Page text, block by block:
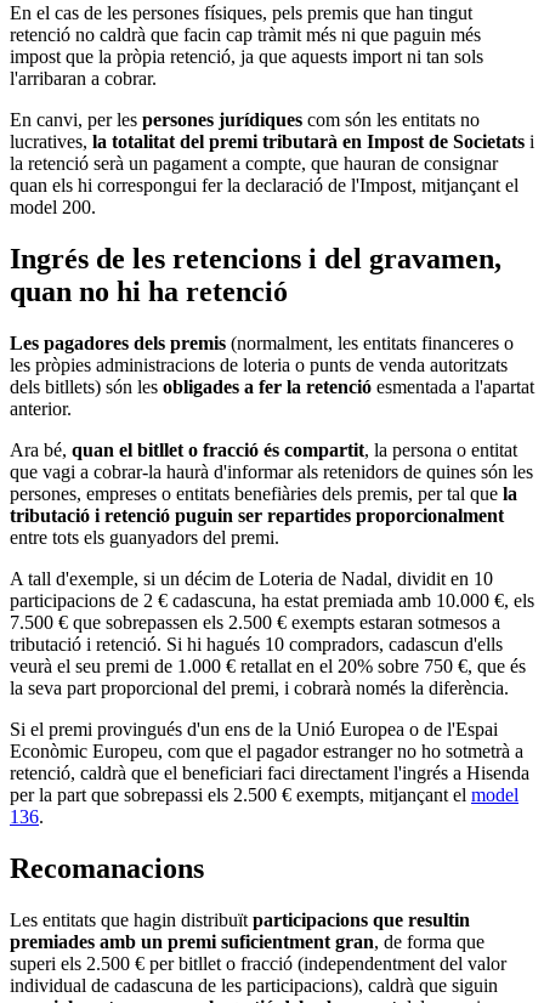
En el cas de les persones físiques, pels premis que han tingut
retenció no caldrà que facin cap tràmit més ni que paguin més
impost que la pròpia retenció, ja que aquests import ni tan sols
l'arribaran a cobrar.
En canvi, per les persones jurídiques com són les entitats no
lucratives, la totalitat del premi tributarà en Impost de Societats i
la retenció serà un pagament a compte, que hauran de consignar
quan els hi correspongui fer la declaració de l'Impost, mitjançant el
model 200.
Ingrés de les retencions i del gravamen,
quan no hi ha retenció
Les pagadores dels premis (normalment, les entitats financeres o
les pròpies administracions de loteria o punts de venda autoritzats
dels bitllets) són les obligades a fer la retenció esmentada a l'apartat
anterior.
Ara bé, quan el bitllet o fracció és compartit, la persona o entitat
que vagi a cobrar-la haurà d'informar als retenidors de quines són les
persones, empreses o entitats benefiàries dels premis, per tal que la
tributació i retenció puguin ser repartides proporcionalment
entre tots els guanyadors del premi.
A tall d'exemple, si un décim de Loteria de Nadal, dividit en 10
participacions de 2 € cadascuna, ha estat premiada amb 10.000 €, els
7.500 € que sobrepassen els 2.500 € exempts estaran sotmesos a
tributació i retenció. Si hi hagués 10 compradors, cadascun d'ells
veurà el seu premi de 1.000 € retallat en el 20% sobre 750 €, que és
la seva part proporcional del premi, i cobrarà només la diferència.
Si el premi provingués d'un ens de la Unió Europea o de l'Espai
Econòmic Europeu, com que el pagador estranger no ho sotmetrà a
retenció, caldrà que el beneficiari faci directament l'ingrés a Hisenda
per la part que sobrepassi els 2.500 € exempts, mitjançant el model
136.
Recomanacions
Les entitats que hagin distribuït participacions que resultin
premiades amb un premi suficientment gran, de forma que
superi els 2.500 € per bitllet o fracció (independentment del valor
individual de cadascuna de les participacions), caldrà que siguin